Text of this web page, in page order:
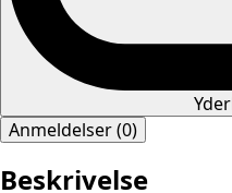
Anmeldelser (0)
Beskrivelse